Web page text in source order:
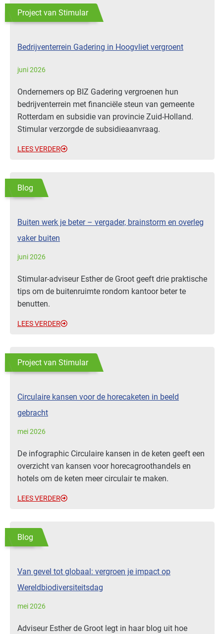
Project van Stimular
Bedrijventerrein Gadering in Hoogvliet vergroent
juni 2026
Ondernemers op BIZ Gadering vergroenen hun
bedrijventerrein met financiële steun van gemeente
Rotterdam en subsidie van provincie Zuid-Holland.
Stimular verzorgde de subsidieaanvraag.
LEES VERDER
Blog
Buiten werk je beter – vergader, brainstorm en overleg
vaker buiten
juni 2026
Stimular-adviseur Esther de Groot geeft drie praktische
tips om de buitenruimte rondom kantoor beter te
benutten.
LEES VERDER
Project van Stimular
Circulaire kansen voor de horecaketen in beeld
gebracht
mei 2026
De infographic Circulaire kansen in de keten geeft een
overzicht van kansen voor horecagroothandels en
hotels om de keten meer circulair te maken.
LEES VERDER
Blog
Van gevel tot globaal: vergroen je impact op
Wereldbiodiversiteitsdag
mei 2026
Adviseur Esther de Groot legt in haar blog uit hoe